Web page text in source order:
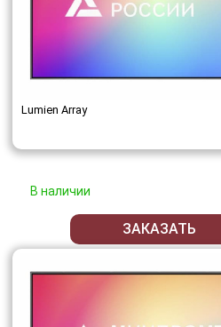
Lumien Array
В наличии
ЗАКАЗАТЬ